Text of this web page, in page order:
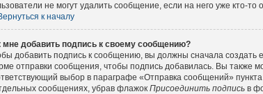
не могут удалить сообщение, если на него уже кто-то
к началу
мне добавить подпись к своему сообщению?
добавить подпись к сообщению, вы должны сначала
отправки сообщения, чтобы подпись добавилась. Вы также
выбор в параграфе «Отправка сообщений»
сообщениях, убрав флажок Присоединить подпись в